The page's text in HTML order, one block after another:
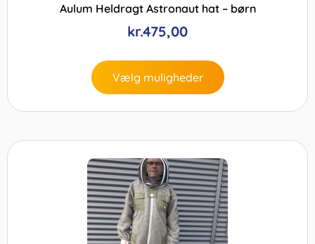
Aulum Heldragt Astronaut hat – børn
kr.475,00
Vælg muligheder